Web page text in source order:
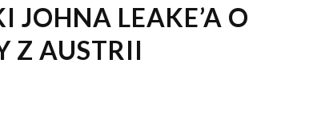
JOHNA LEAKE’A O
Z AUSTRII